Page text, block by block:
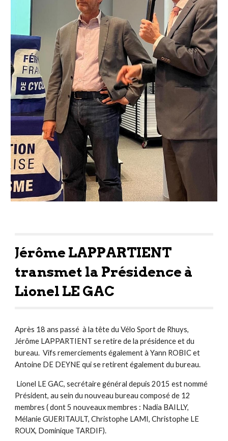
Jérôme LAPPARTIENT
transmet la Présidence à
Lionel LE GAC
Après 18 ans passé à la tête du Vélo Sport de Rhuys,
Jérôme LAPPARTIENT se retire de la présidence et du
bureau. Vifs remerciements également à Yann ROBIC et
Antoine DE DEYNE qui se retirent également du bureau.
Lionel LE GAC, secrétaire général depuis 2015 est nommé
Président, au sein du nouveau bureau composé de 12
membres ( dont 5 nouveaux membres : Nadia BAILLY,
Mélanie GUERITAULT, Christophe LAMI, Christophe LE
ROUX, Dominique TARDIF).